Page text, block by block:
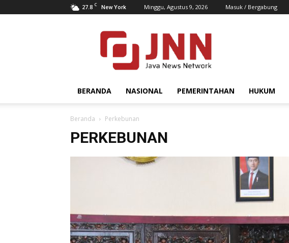
27.8 C New York Minggu, Agustus 9, 2026 Masuk / Bergabung
JNN.co.id
BERANDA NASIONAL PEMERINTAHAN HUKUM
Beranda Perkebunan
PERKEBUNAN